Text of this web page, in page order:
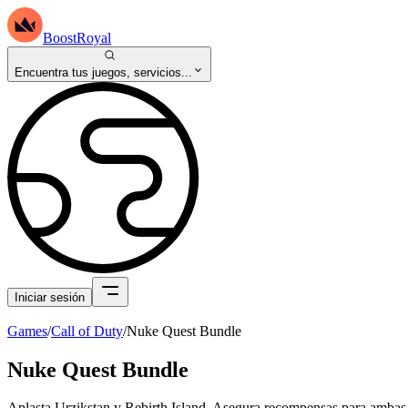
BoostRoyal
Encuentra tus juegos, servicios...
Iniciar sesión
Games/Call of Duty/Nuke Quest Bundle
Nuke Quest Bundle